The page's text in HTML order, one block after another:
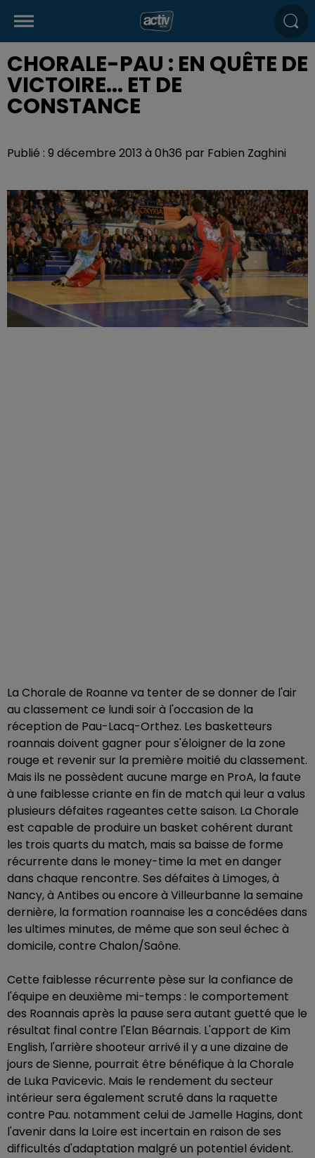
CHORALE-PAU : EN QUÊTE DE
VICTOIRE... ET DE
CONSTANCE
Publié : 9 décembre 2013 à 0h36 par Fabien Zaghini
La Chorale de Roanne va tenter de se donner de l'air
au classement ce lundi soir à l'occasion de la
réception de Pau-Lacq-Orthez. Les basketteurs
roannais doivent gagner pour s'éloigner de la zone
rouge et revenir sur la première moitié du classement.
Mais ils ne possèdent aucune marge en ProA, la faute
à une faiblesse criante en fin de match qui leur a valus
plusieurs défaites rageantes cette saison. La Chorale
est capable de produire un basket cohérent durant
les trois quarts du match, mais sa baisse de forme
récurrente dans le money-time la met en danger
dans chaque rencontre. Ses défaites à Limoges, à
Nancy, à Antibes ou encore à Villeurbanne la semaine
dernière, la formation roannaise les a concédées dans
les ultimes minutes, de même que son seul échec à
domicile, contre Chalon/Saône.
Cette faiblesse récurrente pèse sur la confiance de
l'équipe en deuxième mi-temps : le comportement
des Roannais après la pause sera autant guetté que le
résultat final contre l'Elan Béarnais. L'apport de Kim
English, l'arrière shooteur arrivé il y a une dizaine de
jours de Sienne, pourrait être bénéfique à la Chorale
de Luka Pavicevic. Mais le rendement du secteur
intérieur sera également scruté dans la raquette
contre Pau. notamment celui de Jamelle Hagins, dont
l'avenir dans la Loire est incertain en raison de ses
difficultés d'adaptation malgré un potentiel évident.